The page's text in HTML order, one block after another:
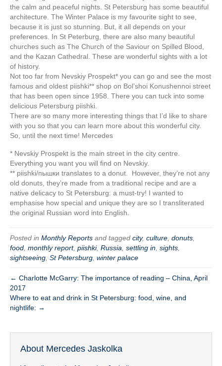
the calm and peaceful nights. St Petersburg has some beautiful
architecture. The Winter Palace is my favourite sight to see,
because it is just so stunning. But, it all depends on your
preferences. In St Peterburg, there are also many beautiful
churches such as The Church of the Saviour on Spilled Blood,
and the Kazan Cathedral. These are wonderful sights with a lot
of history.
Not too far from Nevskiy Prospekt* you can go and see the most
famous and oldest piishki** shop on Bol’shoi Konushennoi street
that has been open since 1958. There you can tuck into some
delicious Petersburg piishki.
There are so many more interesting things that I’d like to share
with you so that you can learn more about this wonderful city.
So, until the next time! Mercedes
* Nevskiy Prospekt is the main street in the city centre.
Everything you want you will find on Nevskiy.
** piishki/пышки translates to a donut. However, they’re not any
old donuts, they’re made from a traditional recipe and are a
native delicacy to St Petersburg: a must-try! I wanted to
emphasise how special and unique they are so I transliterated
the original Russian word into English.
Posted in Monthly Reports and tagged city, culture donuts
food monthly report, piishki, Russia settling in sights
sightseeing St Petersburg winter palace
← Charlotte McGarry: The importance of reading – China, April
2017
Where to eat and drink in St Petersburg: food, wine, and
nightlife: →
About Mercedes Jaskolka